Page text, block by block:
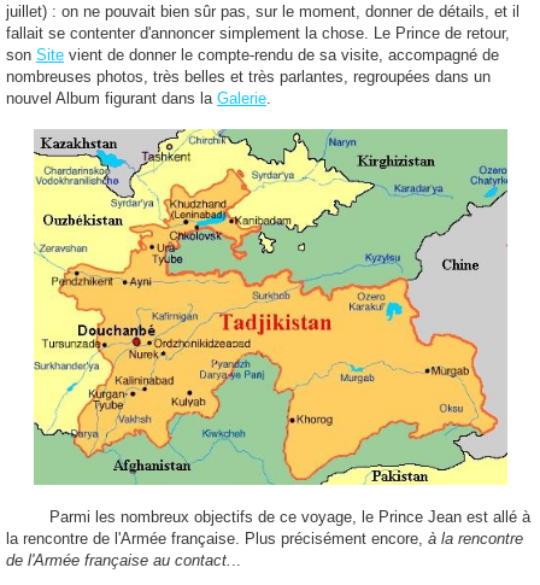
juillet) : on ne pouvait bien sûr pas, sur le moment, donner de détails, et il
fallait se contenter d'annoncer simplement la chose. Le Prince de retour,
son Site vient de donner le compte-rendu de sa visite, accompagné de
nombreuses photos, très belles et très parlantes, regroupées dans un
nouvel Album figurant dans la Galerie
Parmi les nombreux objectifs de ce voyage, le Prince Jean est allé à
la rencontre de l'Armée française. Plus précisément encore, à la rencontre
de l'Armée française au contact. ..